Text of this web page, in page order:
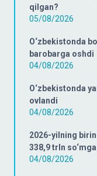
qilgan?
05/08/2026
O‘zbekistonda
barobarga oshdi
04/08/2026
O‘zbekistonda
ovlandi
04/08/2026
2026-yilning
338,9 trln
04/08/2026